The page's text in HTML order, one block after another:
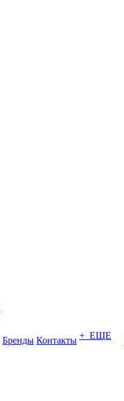
Бренды Контакты + ЕЩЕ